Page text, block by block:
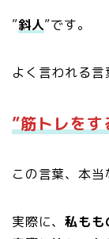
”斜人”です。
よく言われる言
”筋トレを
この言葉、本
実際に、私もも